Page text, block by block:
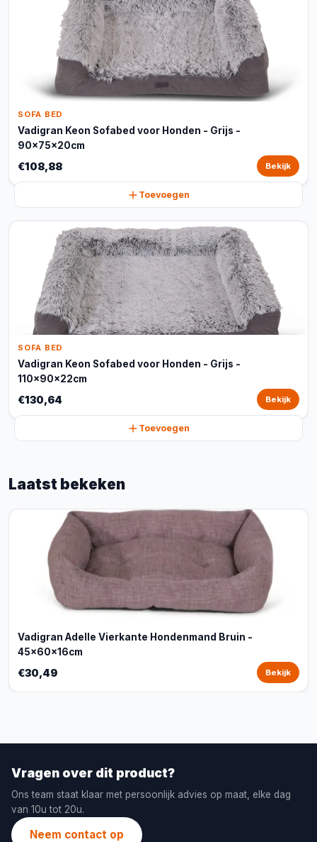
SOFA BED
Vadigran Keon Sofabed voor Honden - Grijs -
90x75x20cm
€108,88 Bekijk
Toevoegen
SOFA BED
Vadigran Keon Sofabed voor Honden - Grijs -
110x90x22cm
€130,64 Bekijk
Toevoegen
Laatst bekeken
Vadigran Adelle Vierkante Hondenmand Bruin -
45x60x16cm
€30,49 Bekijk
Vragen over dit product?
Ons team staat klaar met persoonlijk advies op maat, elke dag
van 10u tot 20u.
Neem contact op